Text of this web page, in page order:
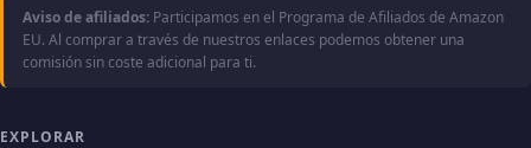
Aviso de afiliados: Participamos en el Programa de Afiliados de Amazon
EU. Al comprar a través de nuestros enlaces podemos obtener una
comisión sin coste adicional para ti.
EXPLORAR